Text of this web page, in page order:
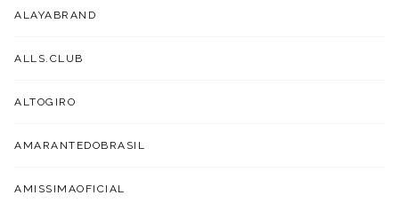
ALAYABRAND
ALLS.CLUB
ALTOGIRO
AMARANTEDOBRASIL
AMISSIMAOFICIAL